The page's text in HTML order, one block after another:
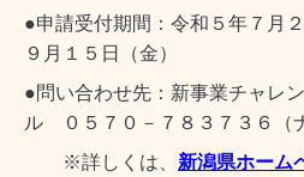
●申請受付期間：令和５年７月
９月１５日（金）
●問い合わせ先：新事業チャレ
ル ０５７０－７８３７３６（
※詳しくは、 新潟県ホーム